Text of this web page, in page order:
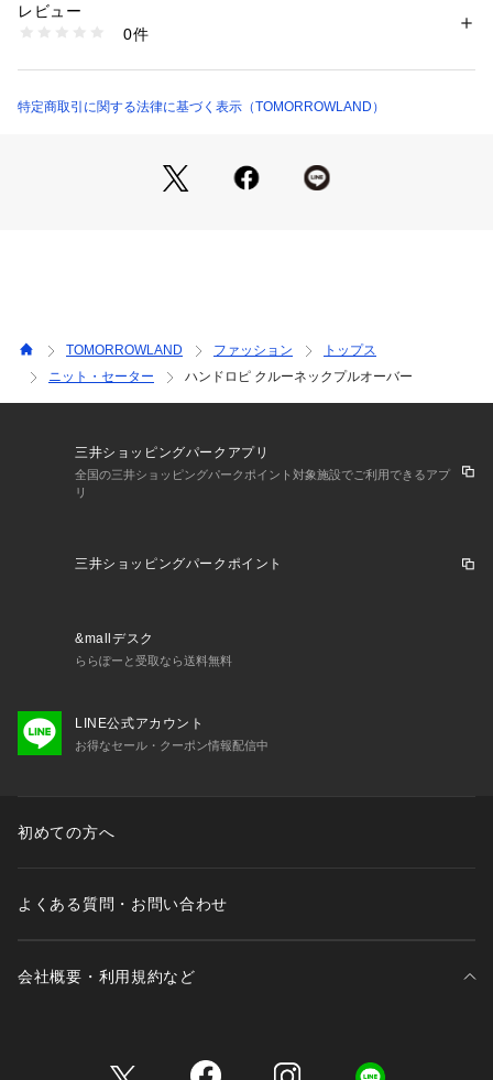
するのもおすすめです。
秋冬のスタイリングの主役になってくれるキュートな表情のア
※商品の色味は、商品単体の画像をご確認ください
店舗にお問い合わせの際は、下記の商品番号をお申し付けくだ
物です。
大変デリケートなため、着用でのもみ作用やクリーニングな
ど、その程度によって、外観・風合いが変化していきます。
けて下さい。
洗濯：洗濯不可、漂白不可、タンブル乾燥不可、アイロン仕上げ可、ドラ
イ可、ウエットクリーニング不可
商品番号：1095000006745 （モール）
レビュー
0件
特定商取引に関する法律に基づく表示（TOMORROWLAND）
TOMORROWLAND ファッション
トップス
ニット・セーター
ハンドロピ クルーネックプルオーバー
三井ショッピングパークアプリ
全国の三井ショッピングパークポイント対象施設でご利用できるアプ
リ
三井ショッピングパークポイント
&mallデスク
ららぽーと受取なら送料無料
LINE公式アカウント
お得なセール・クーポン情報配信中
初めての方へ
よくある質問・お問い合わせ
会社概要・利用規約など